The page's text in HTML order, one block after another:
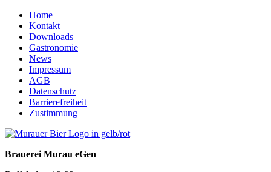
Home
Kontakt
Downloads
Gastronomie
News
Impressum
AGB
Datenschutz
Barrierefreiheit
Zustimmung
Brauerei Murau eGen